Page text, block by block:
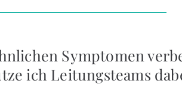
Symptomen
ich Leitungsteams